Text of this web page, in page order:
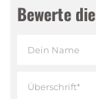
Bewerte